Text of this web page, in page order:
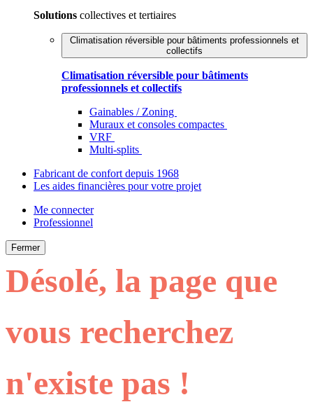
Solutions collectives et tertiaires
Climatisation réversible pour bâtiments professionnels et
collectifs
Climatisation réversible pour bâtiments
professionnels et collectifs
Gainables / Zoning
Muraux et consoles compactes
VRF
Multi-splits
Fabricant de confort depuis 1968
Les aides financières pour votre projet
Me connecter
Professionnel
Fermer
Désolé, la page que
vous recherchez
n'existe pas !